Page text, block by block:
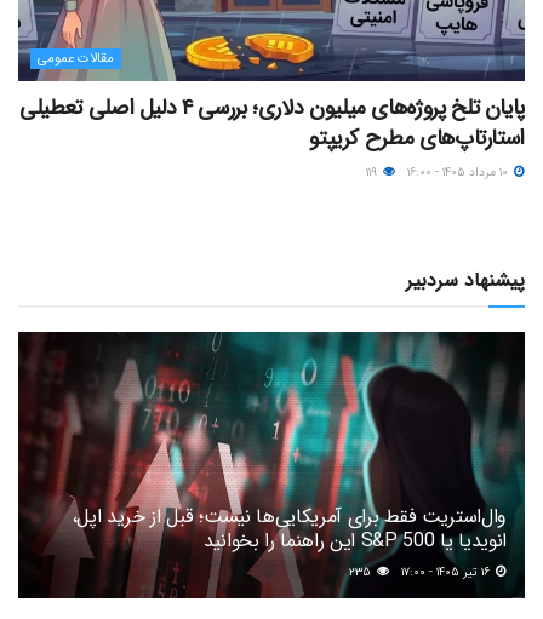
مقالات عمومی
پایان تلخ پروژه‌های میلیون دلاری؛ بررسی ۴ دلیل اصلی تعطیلی
استارتاپ‌های مطرح کریپتو
پیشنهاد سردبیر
وال‌استریت فقط برای آمریکایی‌ها نیست؛ قبل از خرید اپل،
انویدیا یا S&P 500 این راهنما را بخوانید
۲۳۵